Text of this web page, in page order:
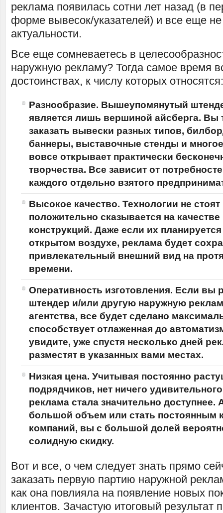
реклама появилась сотни лет назад (в
форме вывесок/указателей) и все еще
актуальности.
Все еще сомневаетесь в
наружную рекламу? Тогда самое время
достоинствах, к числу которых относятся:
Разнообразие. Вышеупомянутый
является лишь вершиной айсберга. Вы
заказать вывески разных типов,
баннеры, выставочные стенды и
вовсе открывает практически
творчества. Все зависит от
каждого отдельно взятого
Высокое качество. Технологии не стоят
положительно сказывается на
конструкций. Даже если их
открытом воздухе, реклама будет
привлекательный внешний вид на
времени.
Оперативность изготовления. Если вы
штендер и/или другую наружную
агентства, все будет сделано
способствует отлаженная до
увидите, уже спустя несколько дней
разместят в указанных вами местах.
Низкая цена. Учитывая постоянно
подрядчиков, нет ничего
реклама стала значительно доступнее.
большой объем или стать постоянным
компаний, вы с большой долей
солидную скидку.
Вот и все, о чем следует знать прямо
заказать первую партию наружной
как она повлияла на появление новых
клиентов. Зачастую итоговый результат